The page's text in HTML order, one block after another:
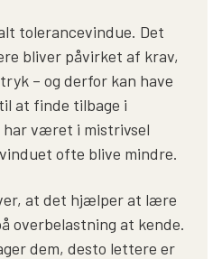
tolerancevindue. Det
bliver påvirket af krav,
– og derfor kan have
at finde tilbage i
har været i mistrivsel
ofte blive mindre.
at det hjælper at lære
overbelastning at kende.
dem, desto lettere er